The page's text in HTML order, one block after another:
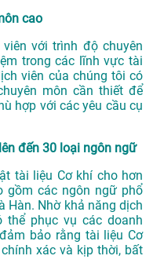
cao
với trình độ chuyên
trong các lĩnh vực tài
viên của chúng tôi có
môn cần thiết để
hợp với các yêu cầu cụ
đến 30 loại ngôn ngữ
tài liệu Cơ khí cho hơn
gồm các ngôn ngữ phổ
Hàn. Nhờ khả năng dịch
phục vụ các doanh
bảo rằng tài liệu Cơ
xác và kịp thời, bất